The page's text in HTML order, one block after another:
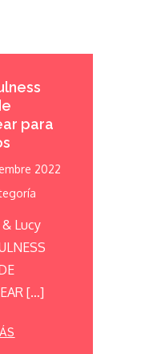
para
2022
& Lucy
[…]